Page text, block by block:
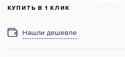
КУПИТЬ В 1 КЛИК
Нашли дешевле